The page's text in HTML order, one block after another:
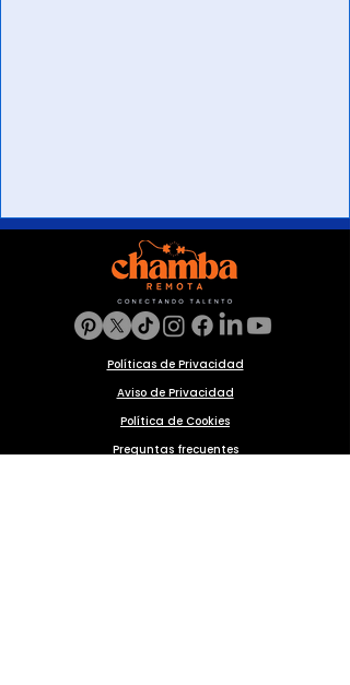
Políticas de Privacidad
Aviso de Privacidad
Política de Cookies
Preguntas frecuentes